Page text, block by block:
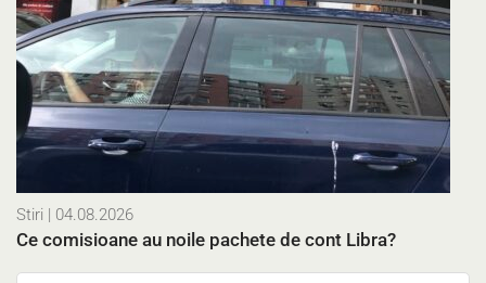
Stiri | 04.08.2026
Ce comisioane au noile pachete de cont Libra?